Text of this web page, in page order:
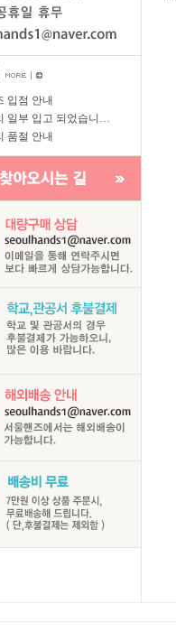
입점 안내
일부 입고 되었습니…
품절 안내